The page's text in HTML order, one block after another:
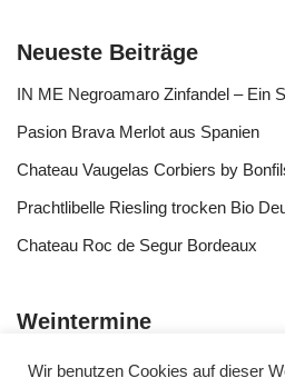
Neueste Beiträge
IN ME Negroamaro Zinfandel – Ein
Pasion Brava Merlot aus Spanien
Chateau Vaugelas Corbiers by
Prachtlibelle Riesling trocken Bio
Chateau Roc de Segur Bordeaux
Weintermine
Wir benutzen Cookies auf dieser